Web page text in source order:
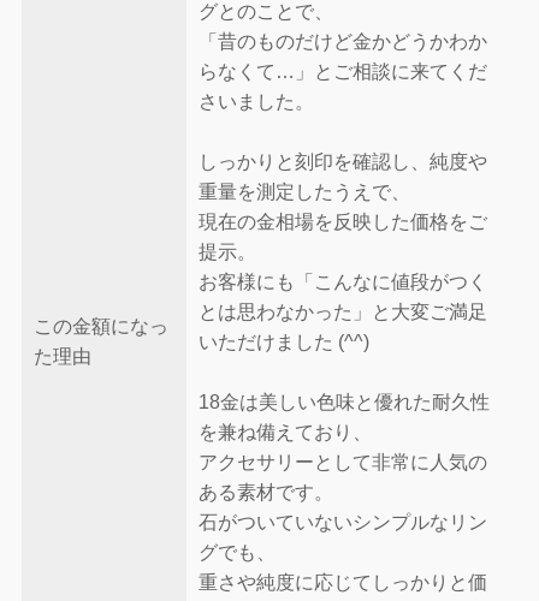
この金額になっ
た理由
グとのことで、
「昔のものだけど金かどうかわか
らなくて…」とご相談に来てくだ
さいました。
しっかりと刻印を確認し、純度や
重量を測定したうえで、
現在の金相場を反映した価格をご
提示。
お客様にも「こんなに値段がつく
とは思わなかった」と大変ご満足
いただけました (^^)
18金は美しい色味と優れた耐久性
を兼ね備えており、
アクセサリーとして非常に人気の
ある素材です。
石がついていないシンプルなリン
グでも、
重さや純度に応じてしっかりと価